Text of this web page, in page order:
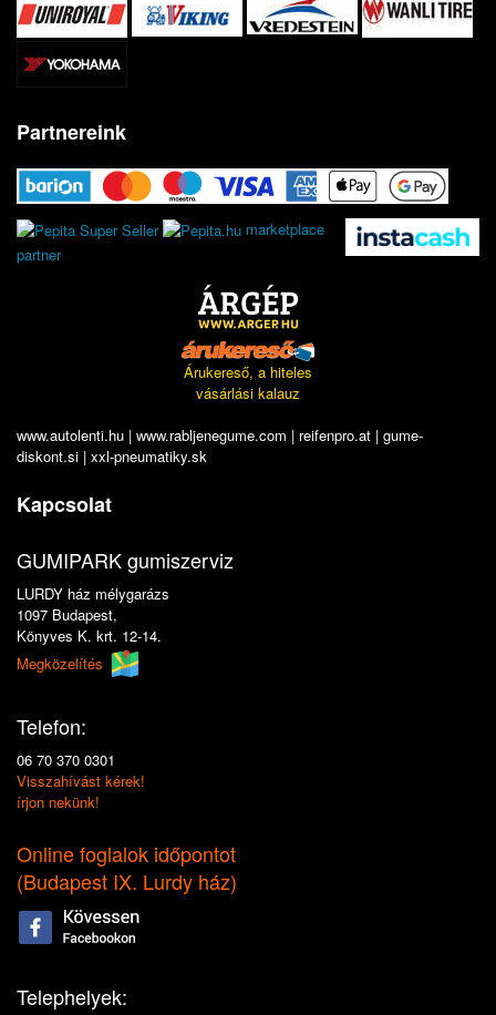
Partnereink
marketplace
partner
Árukereső, a hiteles
vásárlási kalauz
www.autolenti.hu | www.rabljenegume.com | reifenpro.at | gume-
diskont.si | xxl-pneumatiky.sk
Kapcsolat
GUMIPARK gumiszerviz
LURDY ház mélygarázs
1097 Budapest,
Könyves K. krt. 12-14.
Megközelítés
Telefon:
06 70 370 0301
Visszahívást kérek!
írjon nekünk!
Online foglalok időpontot
(Budapest IX. Lurdy ház)
Telephelyek: